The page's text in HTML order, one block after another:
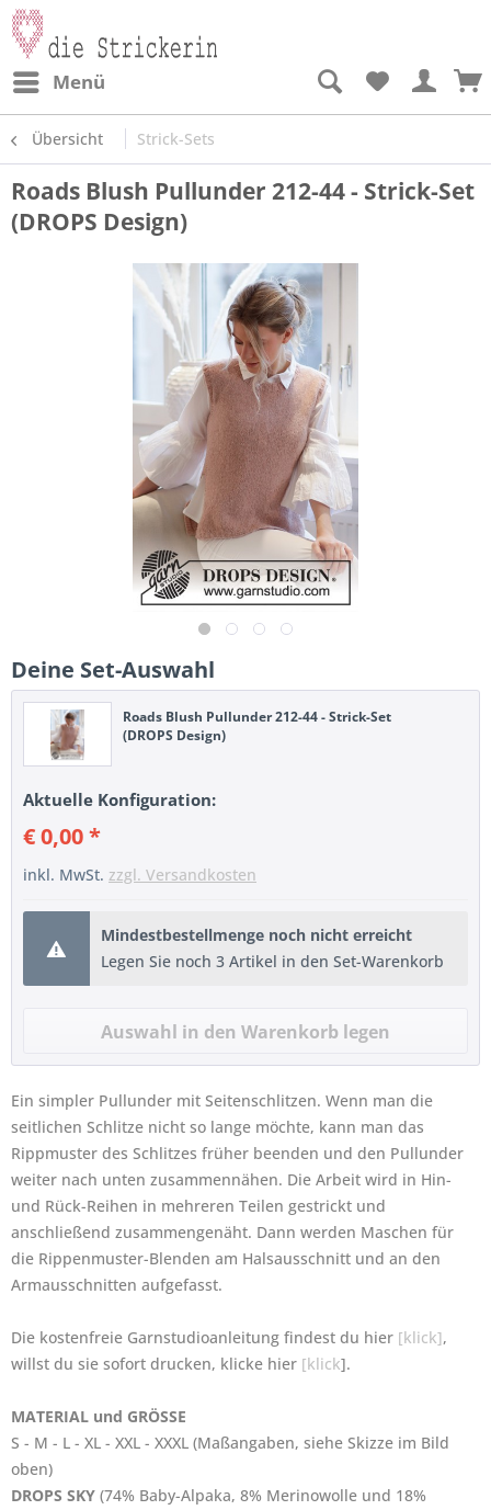
Menü
Übersicht Strick-Sets
Roads Blush Pullunder 212-44 - Strick-Set
(DROPS Design)
Deine Set-Auswahl
Roads Blush Pullunder 212-44 - Strick-Set
(DROPS Design)
Aktuelle Konfiguration:
€ 0,00 *
inkl. MwSt. zzgl. Versandkosten
Mindestbestellmenge noch nicht erreicht
Legen Sie noch 3 Artikel in den Set-Warenkorb
Ein simpler Pullunder mit Seitenschlitzen. Wenn man die
seitlichen Schlitze nicht so lange möchte, kann man das
Rippmuster des Schlitzes früher beenden und den Pullunder
weiter nach unten zusammennähen. Die Arbeit wird in Hin-
und Rück-Reihen in mehreren Teilen gestrickt und
anschließend zusammengenäht. Dann werden Maschen für
die Rippenmuster-Blenden am Halsausschnitt und an den
Armausschnitten aufgefasst.
Die kostenfreie Garnstudioanleitung findest du hier [klick],
willst du sie sofort drucken, klicke hier [klick].
MATERIAL und GRÖSSE
S - M - L - XL - XXL - XXXL (Maßangaben, siehe Skizze im Bild
oben)
DROPS SKY (74% Baby-Alpaka, 8% Merinowolle und 18%